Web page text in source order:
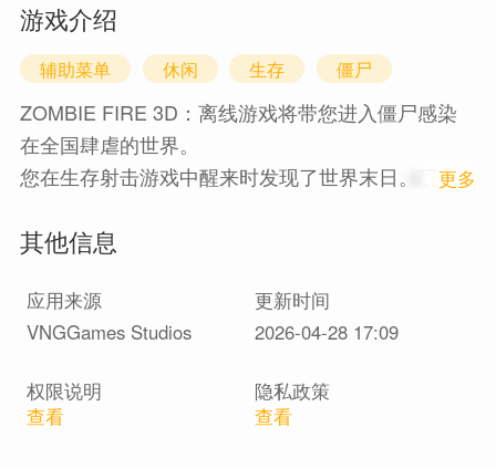
游戏介绍
辅助菜单 休闲 生存 僵尸
ZOMBIE FIRE 3D：离线游戏将带您进入僵尸感染
在全国肆虐的世界。
您在生存射击游戏中醒来时发现了世界末日。现在
尸，掩护自己并在世界末日中幸存下来了。
- 随时随地离线播放。这是一个离线游戏，你不需要
wifi来玩。
武器，杀死僵尸部落
- 仅在这款僵尸游戏中具有可破坏环境的令人惊叹的
更多
其他信息
应用来源
更新时间
VNGGames Studios
2026-04-28 17:09
权限说明
查看
隐私政策
查看